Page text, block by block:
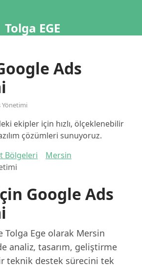
Tolga EGE
Ads
Yönetimi
ekipler için hızlı, ölçeklenebilir
çözümleri sunuyoruz.
Bölgeleri
Mersin
Google Ads
Tolga Ege olarak Mersin
analiz, tasarım, geliştirme
teknik destek sürecini tek